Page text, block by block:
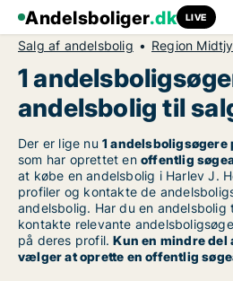
Andelsboliger.dk LIVE
Salg af andelsbolig Region
1
andelsbolig til
Der er lige nu 1
som har oprettet en offentlig
at købe en andelsbolig i Harlev J.
profiler og kontakte de
andelsbolig. Har du en andelsbolig
kontakte relevante
på deres profil.Kun en mindre del
vælger at oprette en offentlig